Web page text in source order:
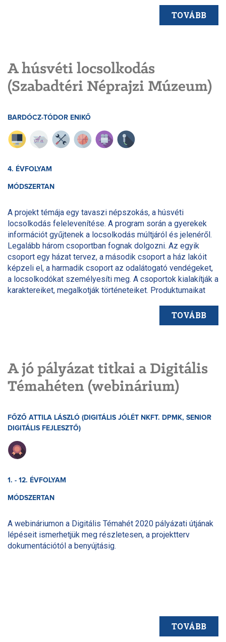
TOVÁBB
A húsvéti locsolkodás
(Szabadtéri Néprajzi Múzeum)
BARDÓCZ-TÓDOR ENIKŐ
4. ÉVFOLYAM
MÓDSZERTAN
A projekt témája egy tavaszi népszokás, a húsvéti
locsolkodás felelevenítése. A program során a gyerekek
információt gyűjtenek a locsolkodás múltjáról és jelenéről.
Legalább három csoportban fognak dolgozni. Az egyik
csoport egy házat tervez, a második csoport a ház lakóit
képzeli el, a harmadik csoport az odalátogató vendégeket,
a locsolkodókat személyesíti meg. A csoportok kialakítják a
karaktereiket, megalkotják történeteiket. Produktumaikat
csaptok közös munkájára, ekkor megelevenedik, a történet
TOVÁBB
A jó pályázat titkai a Digitális
Témahéten (webinárium)
FŐZŐ ATTILA LÁSZLÓ (DIGITÁLIS JÓLÉT NKFT. DPMK, SENIOR
DIGITÁLIS FEJLESZTŐ)
1. - 12. ÉVFOLYAM
MÓDSZERTAN
A webináriumon a Digitális Témahét 2020 pályázati útjának
lépéseit ismerhetjük meg részletesen, a projektterv
dokumentációtól a benyújtásig.
TOVÁBB